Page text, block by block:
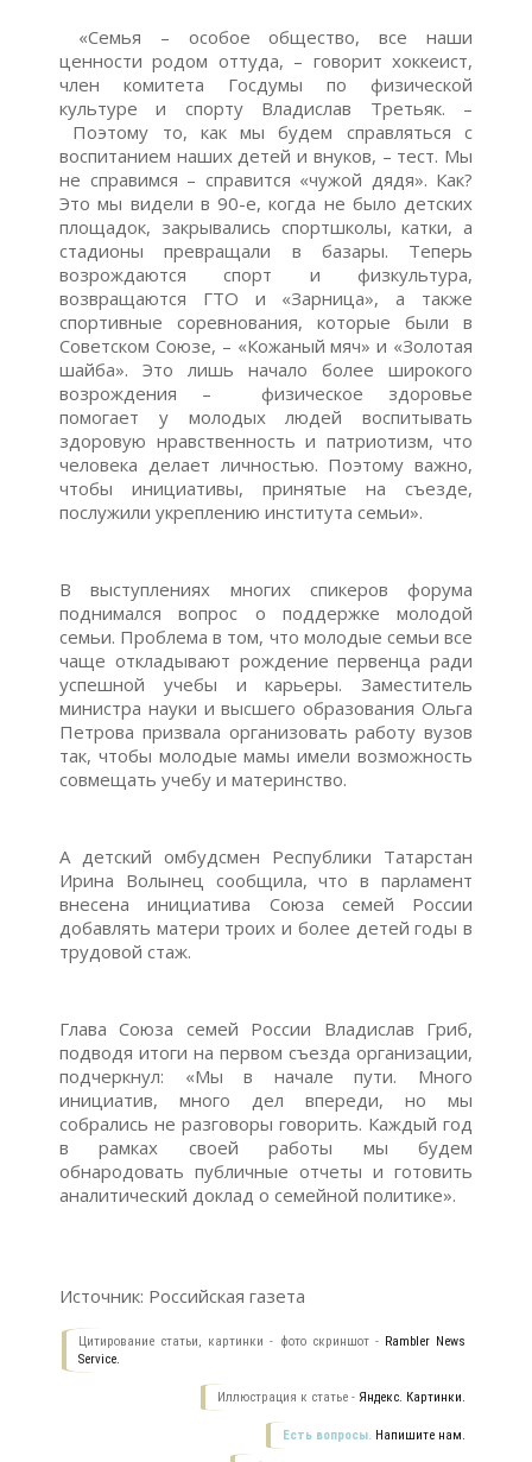
«Семья – особое общество, все наши
ценности родом оттуда, – говорит хоккеист,
член комитета Госдумы по физической
культуре и спорту Владислав Третьяк. –
Поэтому то, как мы будем справляться с
воспитанием наших детей и внуков, – тест. Мы
не справимся – справится «чужой дядя». Как?
Это мы видели в 90-е, когда не было детских
площадок, закрывались спортшколы, катки, а
стадионы превращали в базары. Теперь
возрождаются спорт и физкультура,
возвращаются ГТО и «Зарница», а также
спортивные соревнования, которые были в
Советском Союзе, – «Кожаный мяч» и «Золотая
шайба». Это лишь начало более широкого
возрождения – физическое здоровье
помогает у молодых людей воспитывать
здоровую нравственность и патриотизм, что
человека делает личностью. Поэтому важно,
чтобы инициативы, принятые на съезде,
послужили укреплению института семьи».
В выступлениях многих спикеров форума
поднимался вопрос о поддержке молодой
семьи. Проблема в том, что молодые семьи все
чаще откладывают рождение первенца ради
успешной учебы и карьеры. Заместитель
министра науки и высшего образования Ольга
Петрова призвала организовать работу вузов
так, чтобы молодые мамы имели возможность
совмещать учебу и материнство.
А детский омбудсмен Республики Татарстан
Ирина Волынец сообщила, что в парламент
внесена инициатива Союза семей России
добавлять матери троих и более детей годы в
трудовой стаж.
Глава Союза семей России Владислав Гриб,
подводя итоги на первом съезда организации,
подчеркнул: «Мы в начале пути. Много
инициатив, много дел впереди, но мы
собрались не разговоры говорить. Каждый год
в рамках своей работы мы будем
обнародовать публичные отчеты и готовить
аналитический доклад о семейной политике».
Источник: Российская газета
Цитирование статьи, картинки - фото скриншот - Rambler News
Service.
Иллюстрация к статье - Яндекс. Картинки.
Есть вопросы. Напишите нам.